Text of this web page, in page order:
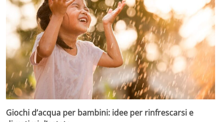
Giochi d’acqua per bambini: idee per rinfrescarsi e